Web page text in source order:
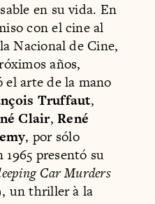
en su vida. En
con el cine al
Nacional de Cine,
años,
arte de la mano
Truffaut,
Clair,René
, por sólo
presentó su
Car Murders
un thriller à la